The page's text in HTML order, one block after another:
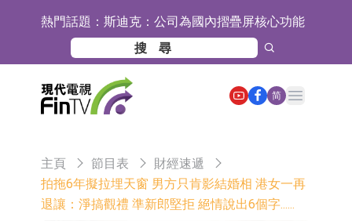
熱門話題： 斯迪克：公司為國內摺疊屏核心功能
材料供應商
恒瑞醫藥：公司已在中國獲批上市26
款1類創新藥、6款2類新藥
聚辰股份：公司VPD芯片已順利通過
目標客戶的測試認證
上期所：7月份對11個實際控制關系
江總部物業服務項目
亞太股份：公司是零跑汽車和
Stellantis集團的供應商
理工雷科面向邊緣AI場景推出"山
简
Open main menu
主頁 節目表
財經速遞
拍拖6年擬拉埋天窗 男方只肯影結婚相 港女一再
退讓：淨搞觀禮 準新郎堅拒 絕情說出6個字......